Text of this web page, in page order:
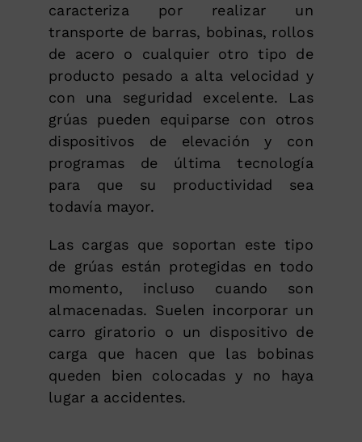
caracteriza por realizar un
transporte de barras, bobinas, rollos
de acero o cualquier otro tipo de
producto pesado a alta velocidad y
con una seguridad excelente. Las
grúas pueden equiparse con otros
dispositivos de elevación y con
programas de última tecnología
para que su productividad sea
todavía mayor.
Las cargas que soportan este tipo
de grúas están protegidas en todo
momento, incluso cuando son
almacenadas. Suelen incorporar un
carro giratorio o un dispositivo de
carga que hacen que las bobinas
queden bien colocadas y no haya
lugar a accidentes.